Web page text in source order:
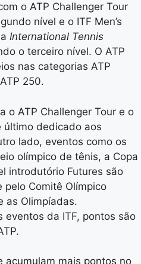
o ATP Challenger Tour
nível e o ITF Men’s
International Tennis
o terceiro nível. O ATP
nas categorias ATP
250.
o ATP Challenger Tour e o
último dedicado aos
lado, eventos como os
olímpico de tênis, a Copa
introdutório Futures são
pelo Comitê Olímpico
as Olimpíadas.
eventos da ITF, pontos são
acumulam mais pontos no